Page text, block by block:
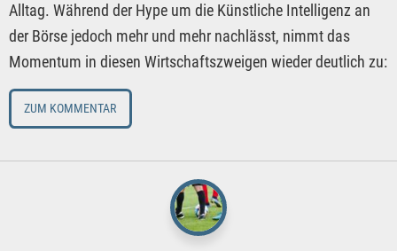
Alltag. Während der Hype um die Künstliche Intelligenz an
der Börse jedoch mehr und mehr nachlässt, nimmt das
Momentum in diesen Wirtschaftszweigen wieder deutlich zu:
ZUM KOMMENTAR